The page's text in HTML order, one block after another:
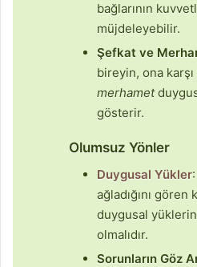
bağlarının
müjdeleyebilir.
Şefkat ve
bireyin, ona karşı
merhamet
gösterir.
Olumsuz Yönler
Duygusal Yükler
ağladığını
duygusal
olmalıdır.
Sorunların Göz